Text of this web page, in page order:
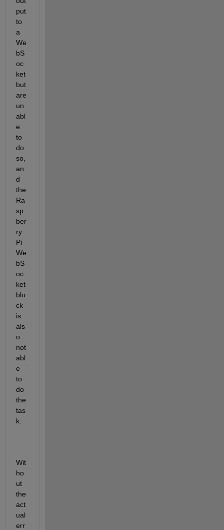
put
to
a
We
bS
oc
ket
but
are
un
abl
e
to
do
so,
an
d
the
Ra
sp
ber
ry
Pi
We
bS
oc
ket
blo
ck
is
als
o
not
abl
e
to
do
the
tas
k.
Wit
ho
ut
the
act
ual
err